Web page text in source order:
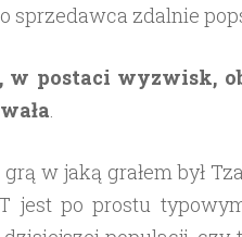
sprzedawca zdalnie
w postaci wyzwisk,
w jaką grałem był
jest po prostu